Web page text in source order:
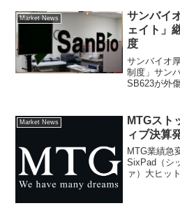
Market News
サンバイ
ェイト」
度
サンバイオ
制度」サン
SB623が外
駆け審査指
れたことが
バイオベン
きに関心が
Market News
MTGスト
ィブ決算
MTG業績急
SixPad（シ
ァ）大ヒッ